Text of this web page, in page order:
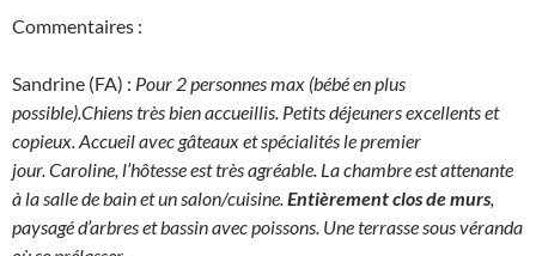
Commentaires :
Sandrine (FA) : Pour 2 personnes max (bébé en plus
possible).Chiens très bien accueillis. Petits déjeuners excellents et
copieux. Accueil avec gâteaux et spécialités le premier
jour. Caroline, l’hôtesse est très agréable. La chambre est attenante
à la salle de bain et un salon/cuisine.Entièrement clos de murs,
paysagé d’arbres et bassin avec poissons. Une terrasse sous véranda